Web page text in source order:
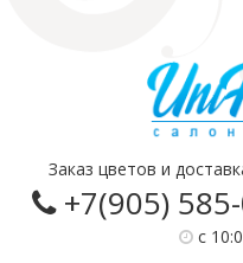
Заказ цветов и
+7(905)
c